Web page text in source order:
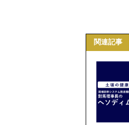
関連記事